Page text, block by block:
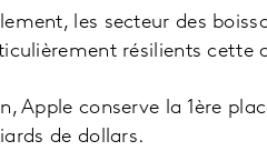
les secteur des
résilients cette
Apple conserve la 1ère
de dollars.